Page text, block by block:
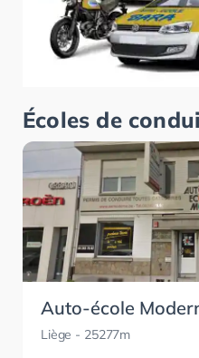
Écoles de
Auto-école
Liège - 25277m